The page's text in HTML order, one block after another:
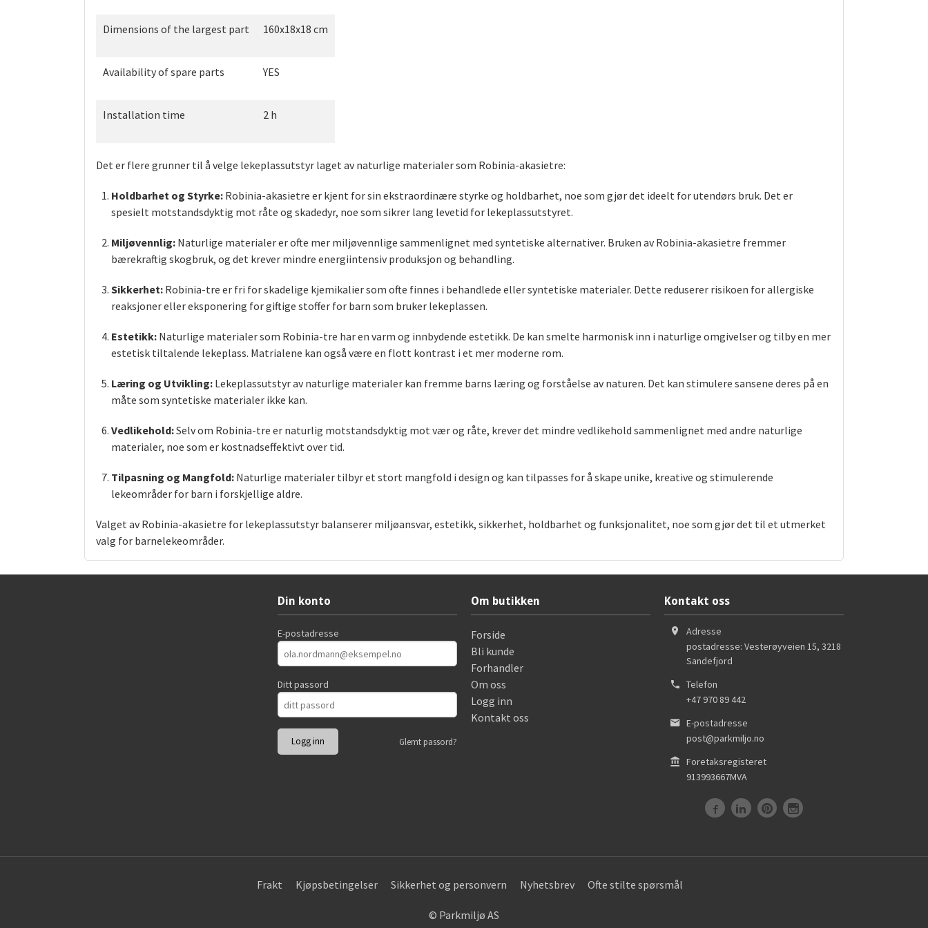
Dimensions of the largest part 160x18x18 cm
Availability of spare parts YES
Installation time 2 h
Det er flere grunner til å velge lekeplassutstyr laget av naturlige materialer som Robinia-akasietre:
Holdbarhet og Styrke: Robinia-akasietre er kjent for sin ekstraordinære styrke og holdbarhet, noe som gjør det ideelt for utendørs bruk. Det er
spesielt motstandsdyktig mot råte og skadedyr, noe som sikrer lang levetid for lekeplassutstyret.
Miljøvennlig: Naturlige materialer er ofte mer miljøvennlige sammenlignet med syntetiske alternativer. Bruken av Robinia-akasietre fremmer
bærekraftig skogbruk, og det krever mindre energiintensiv produksjon og behandling.
Sikkerhet: Robinia-tre er fri for skadelige kjemikalier som ofte finnes i behandlede eller syntetiske materialer. Dette reduserer risikoen for allergiske
reaksjoner eller eksponering for giftige stoffer for barn som bruker lekeplassen.
Estetikk: Naturlige materialer som Robinia-tre har en varm og innbydende estetikk. De kan smelte harmonisk inn i naturlige omgivelser og tilby en mer
estetisk tiltalende lekeplass. Matrialene kan også være en flott kontrast i et mer moderne rom.
Læring og Utvikling: Lekeplassutstyr av naturlige materialer kan fremme barns læring og forståelse av naturen. Det kan stimulere sansene deres på en
måte som syntetiske materialer ikke kan.
Vedlikehold:Selv om Robinia-tre er naturlig motstandsdyktig mot vær og råte, krever det mindre vedlikehold sammenlignet med andre naturlige
materialer, noe som er kostnadseffektivt over tid.
Tilpasning og Mangfold: Naturlige materialer tilbyr et stort mangfold i design og kan tilpasses for å skape unike, kreative og stimulerende
lekeområder for barn i forskjellige aldre.
Valget av Robinia-akasietre for lekeplassutstyr balanserer miljøansvar, estetikk, sikkerhet, holdbarhet og funksjonalitet, noe som gjør det til et utmerket
valg for barnelekeområder.
Din konto
E-postadresse
Ditt passord
Glemt passord?
Om butikken
Forside
Bli kunde
Forhandler
Om oss
Logg inn
Kontakt oss
Kontakt oss
Adresse
postadresse: Vesterøyveien 15, 3218
Sandefjord
Telefon
+47 970 89 442
E-postadresse
post@parkmiljo.no
Foretaksregisteret
913993667MVA
Frakt Kjøpsbetingelser Sikkerhet og personvern Nyhetsbrev Ofte stilte spørsmål
© Parkmiljø AS